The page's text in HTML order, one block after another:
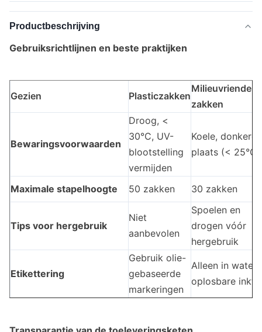
Productbeschrijving
Gebruiksrichtlijnen en beste praktijken
Gezien Plasticzakken
zakken
Bewaringsvoorwaarden
Droog, <
30°C, UV-
blootstelling
vermijden
Koele, donkere
plaats (< 25°C)
Maximale stapelhoogte 50 zakken 30 zakken
Tips voor hergebruik
Niet
aanbevolen
Spoelen en
drogen vóór
hergebruik
Etikettering
Gebruik olie-
gebaseerde
markeringen
Alleen in water
oplosbare inkt